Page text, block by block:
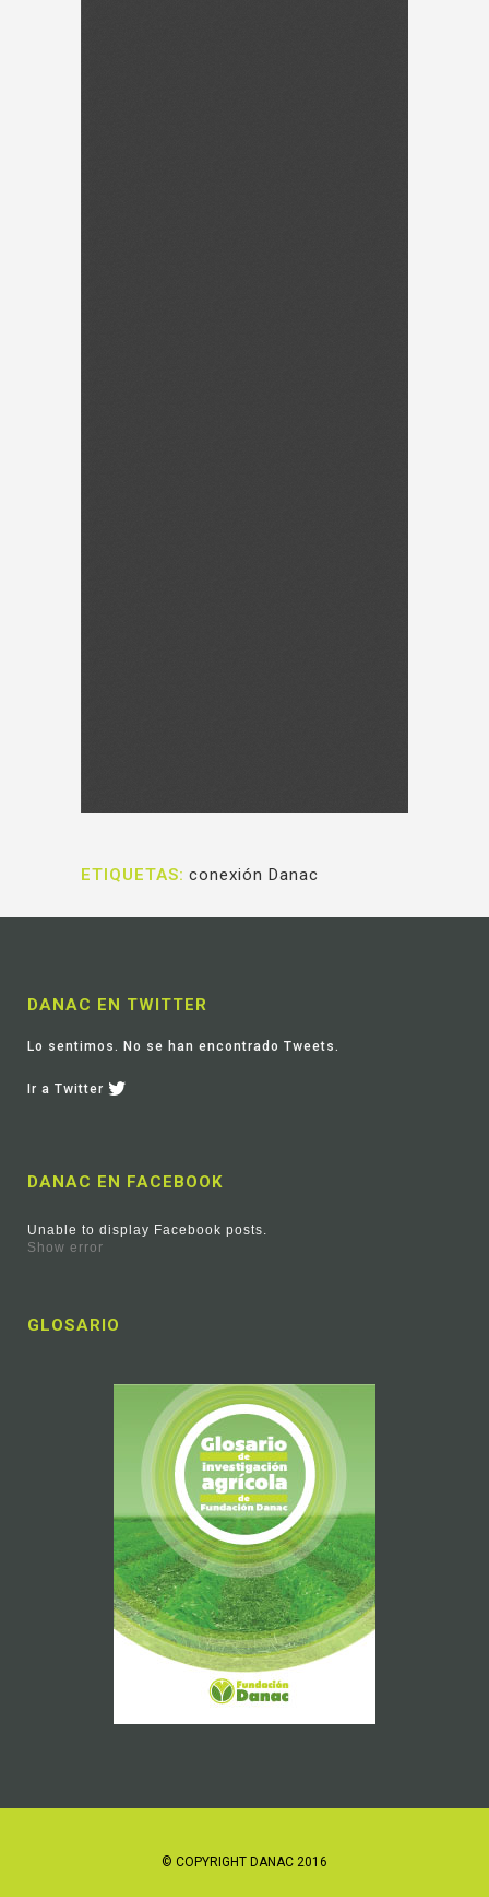
ETIQUETAS: conexión Danac
DANAC EN TWITTER
Lo sentimos. No se han encontrado Tweets.
Ir a Twitter
DANAC EN FACEBOOK
Unable to display Facebook posts.
Show error
GLOSARIO
© COPYRIGHT DANAC 2016